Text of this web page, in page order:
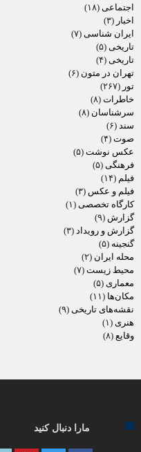
اجتماعی (۱۸)
اخبار (۳)
ایران شناسی (۷)
تاریخی (۵)
تاریخی (۴)
تهران در متون (۶)
تور (۲۶۷)
خاطرات (۸)
سرشناسان (۸)
سند (۶)
صوت (۴)
عکس نوشت (۵)
فرهنگی (۵)
فیلم (۱۴)
فیلم و عکس (۳)
کارگاه تخصصی (۱)
گزارش (۹)
گزارش و رویداد (۳)
گنجینه (۵)
محله ایران (۲)
محیط زیست (۷)
معماری (۵)
مکان‌ها (۱۱)
نقشه‌های تاریخی (۹)
هنری (۱)
وقایع (۸)
مارا دنبال کنید